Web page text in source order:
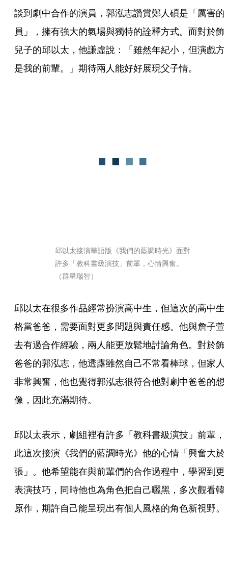
談到劇中合作的演員，郭泓志讚賞鄭人碩是「厲害的
員」，擁有強大的氣場與獨特的詮釋方式。而對於飾
兒子的邱以太，他謙虛說：「雖然年紀小，但演戲方
是我的前輩。」期待兩人能好好展現父子情。
邱以太接演華語版《我們的藍調時光》面對
許多「教科書級演技」前輩，心情興奮。
（群星瑞智）
邱以太在很多作品經常扮演高中生，但這次的高中生
格當爸爸，需要面對更多問題與責任感。他與詹子萱
去有過合作經驗，兩人能更放鬆地討論角色。對於飾
爸爸的郭泓志，他透露雖然自己不常看棒球，但家人
非常興奮，他也覺得郭泓志很符合他對劇中爸爸的想
像，因此充滿期待。
邱以太表示，劇組裡有許多「教科書級演技」前輩，
此這次接演《我們的藍調時光》他的心情「興奮大於
張」。他希望能在與前輩們的合作過程中，學習到更
表演技巧，同時他也為角色把自己曬黑，多次觀看韓
原作，期許自己能呈現出有個人風格的角色新視野。